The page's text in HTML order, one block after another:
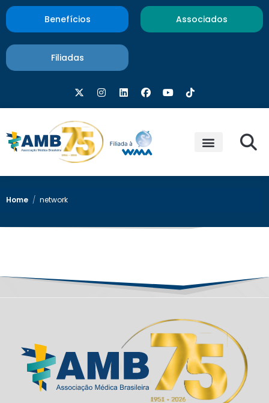
Benefícios Associados
Filiadas
Home / network